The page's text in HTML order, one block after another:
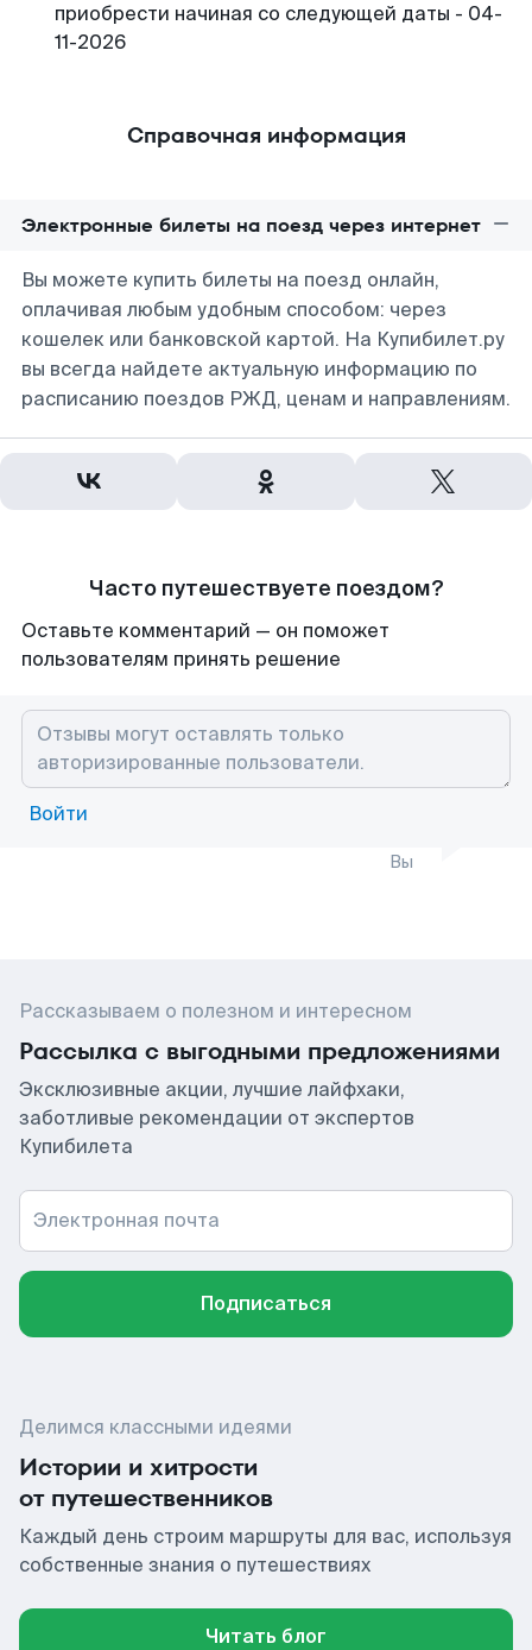
приобрести начиная со следующей даты - 04-
11-2026
Справочная информация
Электронные билеты на поезд через интернет
Вы можете купить билеты на поезд онлайн,
оплачивая любым удобным способом: через
кошелек или банковской картой. На Купибилет.ру
вы всегда найдете актуальную информацию по
расписанию поездов РЖД, ценам и направлениям.
Часто путешествуете поездом?
Оставьте комментарий — он поможет
пользователям принять решение
Войти
Вы
Рассказываем о полезном и интересном
Рассылка с выгодными предложениями
Эксклюзивные акции, лучшие лайфхаки,
заботливые рекомендации от экспертов
Купибилета
Электронная почта
Подписаться
Делимся классными идеями
Истории и хитрости
от путешественников
Каждый день строим маршруты для вас, используя
собственные знания о путешествиях
Читать блог